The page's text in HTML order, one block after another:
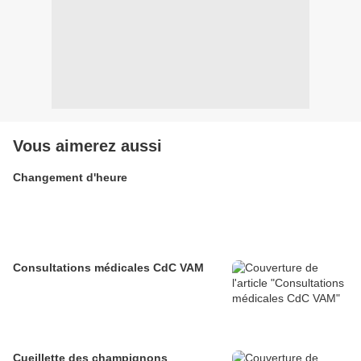
Vous aimerez aussi
Changement d'heure
Consultations médicales CdC VAM
Cueillette des champignons